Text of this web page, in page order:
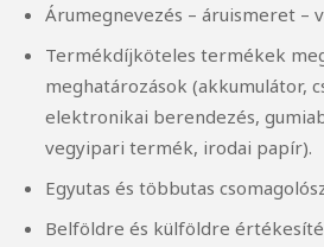
Árumegnevezés – áruismeret –
Termékdíjköteles termékek
meghatározások (akkumulátor,
elektronikai berendezés,
vegyipari termék, irodai papír).
Egyutas és többutas
Belföldre és külföldre